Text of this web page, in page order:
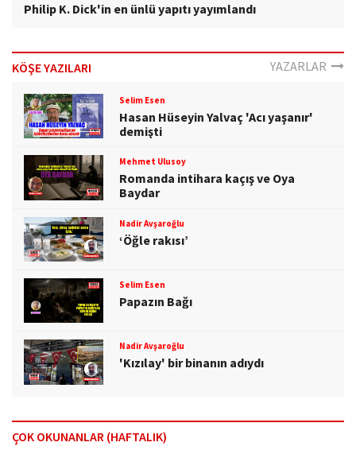
Philip K. Dick'in en ünlü yapıtı yayımlandı
KÖŞE YAZILARI YAZARLAR
Selim Esen
Hasan Hüseyin Yalvaç 'Acı yaşanır'
demişti
Mehmet Ulusoy
Romanda intihara kaçış ve Oya
Baydar
Nadir Avşaroğlu
‘Öğle rakısı’
Selim Esen
Papazın Bağı
Nadir Avşaroğlu
'Kızılay' bir binanın adıydı
ÇOK OKUNANLAR (HAFTALIK)